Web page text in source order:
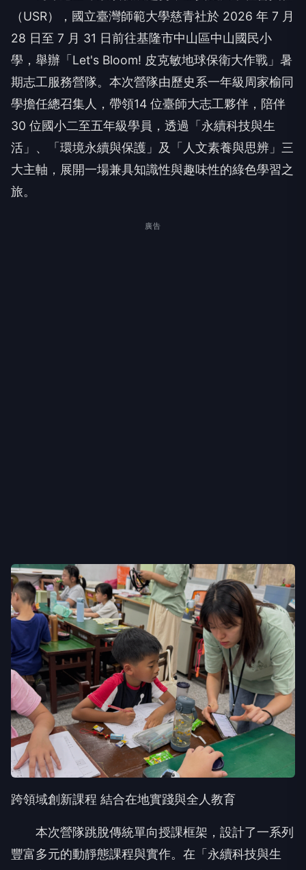
28 日至 7 月 31 日前往基隆市中山區中山國民小
學，舉辦「Let's Bloom! 皮克敏地球保衛大作戰」暑
期志工服務營隊。本次營隊由歷史系一年級周家榆同
學擔任總召集人，帶領14 位臺師大志工夥伴，陪伴
30 位國小二至五年級學員，透過「永續科技與生
活」、「環境永續與保護」及「人文素養與思辨」三
大主軸，展開一場兼具知識性與趣味性的綠色學習之
旅。
跨領域創新課程 結合在地實踐與全人教育
本次營隊跳脫傳統單向授課框架，設計了一系列
豐富多元的動靜態課程與實作。在「永續科技與生
活」主軸中，學員透過「綠能特攻隊」認識各類綠色